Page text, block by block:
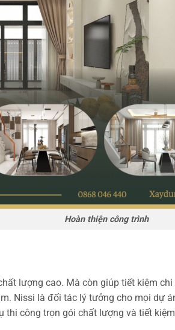
công trình
lượng cao. Mà còn giúp tiết kiệm
Nissi là đối tác lý tưởng cho mọi dự
thi công trọn gói chất lượng và tiết